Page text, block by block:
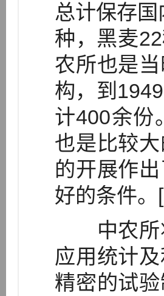
总计保存
种，黑麦
农所也是
构，到
计400余份
也是比较
的开展作
好的条件。
中农所将
应用统计
精密的试